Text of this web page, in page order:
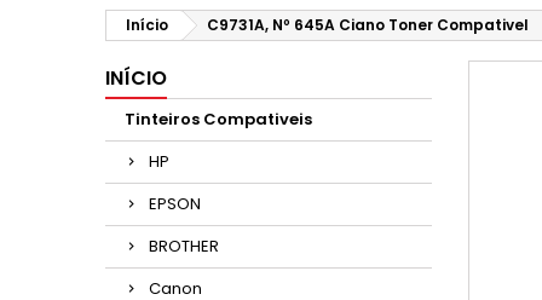
Início C9731A, Nº 645A Ciano Toner Compativel
INÍCIO
Tinteiros Compativeis
HP
EPSON
BROTHER
Canon